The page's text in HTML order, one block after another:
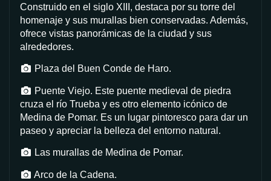
Construido en el siglo XIII, destaca por su torre del
homenaje y sus murallas bien conservadas. Además,
ofrece vistas panorámicas de la ciudad y sus
alrededores.
Plaza del Buen Conde de Haro.
Puente Viejo. Este puente medieval de piedra
cruza el río Trueba y es otro elemento icónico de
Medina de Pomar. Es un lugar pintoresco para dar un
paseo y apreciar la belleza del entorno natural.
Las murallas de Medina de Pomar.
Arco de la Cadena.